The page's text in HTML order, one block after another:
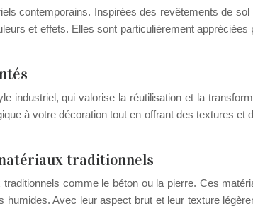
contemporains. Inspirées des revêtements de
et effets. Elles sont particulièrement
industriel, qui valorise la réutilisation et la
à votre décoration tout en offrant des textures
traditionnels
comme le béton ou la pierre. Ces
Avec leur aspect brut et leur texture